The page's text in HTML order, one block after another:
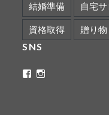
結婚準備 自宅
資格取得 贈り物
SNS
ritaflower.calligraphy